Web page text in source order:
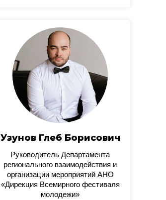
Узунов Глеб Борисович
Руководитель Департамента
регионального взаимодействия и
организации мероприятий АНО
«Дирекция Всемирного фестиваля
молодежи»